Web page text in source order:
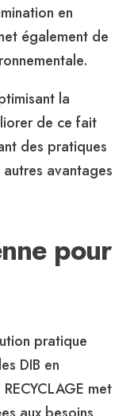
en
également de
la
de ce fait
des pratiques
avantages
pour
pratique
DIB en
met